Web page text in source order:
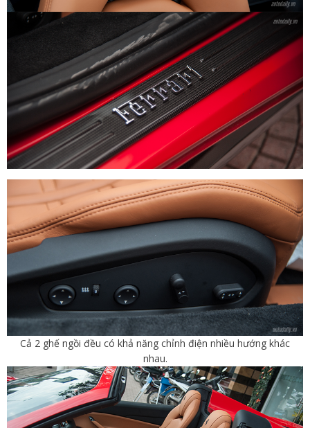
Cả 2 ghế ngồi đều có khả năng chỉnh điện nhiều hướng khác
nhau.